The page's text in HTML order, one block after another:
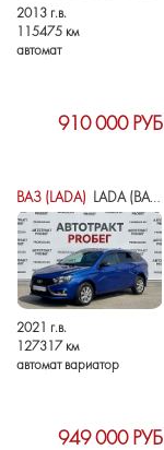
2013 г.в.
115475 км
автомат
910 000 РУБ
ВАЗ (LADA) LADA (ВАЗ) VESTA I
2021 г.в.
127317 км
автомат вариатор
949 000 РУБ